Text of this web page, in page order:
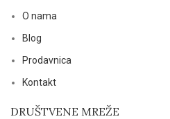
O nama
Blog
Prodavnica
Kontakt
DRUŠTVENE MREŽE